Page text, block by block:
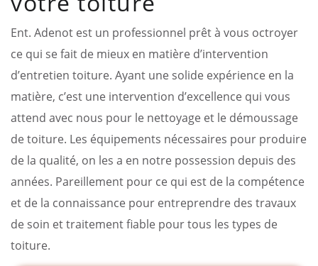
Ent. Adenot est un professionnel prêt à vous octroyer
ce qui se fait de mieux en matière d’intervention
d’entretien toiture. Ayant une solide expérience en la
matière, c’est une intervention d’excellence qui vous
attend avec nous pour le nettoyage et le démoussage
de toiture. Les équipements nécessaires pour produire
de la qualité, on les a en notre possession depuis des
années. Pareillement pour ce qui est de la compétence
et de la connaissance pour entreprendre des travaux
de soin et traitement fiable pour tous les types de
toiture.